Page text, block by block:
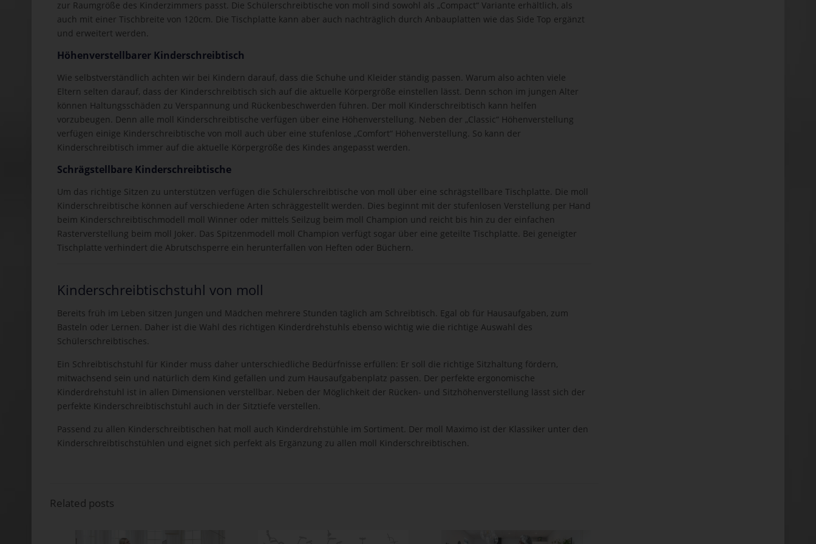
zur Raumgröße des Kinderzimmers passt. Die Schülerschreibtische von moll sind sowohl als „Compact“ Variante erhältlich, als
auch mit einer Tischbreite von 120cm. Die Tischplatte kann aber auch nachträglich durch Anbauplatten wie das Side Top ergänzt
und erweitert werden.
Höhenverstellbarer Kinderschreibtisch
Wie selbstverständlich achten wir bei Kindern darauf, dass die Schuhe und Kleider ständig passen. Warum also achten viele
Eltern selten darauf, dass der Kinderschreibtisch sich auf die aktuelle Körpergröße einstellen lässt. Denn schon im jungen Alter
können Haltungsschäden zu Verspannung und Rückenbeschwerden führen. Der moll Kinderschreibtisch kann helfen
vorzubeugen. Denn alle moll Kinderschreibtische verfügen über eine Höhenverstellung. Neben der „Classic“ Höhenverstellung
verfügen einige Kinderschreibtische von moll auch über eine stufenlose „Comfort“ Höhenverstellung. So kann der
Kinderschreibtisch immer auf die aktuelle Körpergröße des Kindes angepasst werden.
Schrägstellbare Kinderschreibtische
Um das richtige Sitzen zu unterstützen verfügen die Schülerschreibtische von moll über eine schrägstellbare Tischplatte. Die moll
Kinderschreibtische können auf verschiedene Arten schräggestellt werden. Dies beginnt mit der stufenlosen Verstellung per Hand
beim Kinderschreibtischmodell moll Winner oder mittels Seilzug beim moll Champion und reicht bis hin zu der einfachen
Rasterverstellung beim moll Joker. Das Spitzenmodell moll Champion verfügt sogar über eine geteilte Tischplatte. Bei geneigter
Tischplatte verhindert die Abrutschsperre ein herunterfallen von Heften oder Büchern.
Kinderschreibtischstuhl von moll
Bereits früh im Leben sitzen Jungen und Mädchen mehrere Stunden täglich am Schreibtisch. Egal ob für Hausaufgaben, zum
Basteln oder Lernen. Daher ist die Wahl des richtigen Kinderdrehstuhls ebenso wichtig wie die richtige Auswahl des
Schülerschreibtisches.
Ein Schreibtischstuhl für Kinder muss daher unterschiedliche Bedürfnisse erfüllen: Er soll die richtige Sitzhaltung fördern,
mitwachsend sein und natürlich dem Kind gefallen und zum Hausaufgabenplatz passen. Der perfekte ergonomische
Kinderdrehstuhl ist in allen Dimensionen verstellbar. Neben der Möglichkeit der Rücken- und Sitzhöhenverstellung lässt sich der
perfekte Kinderschreibtischstuhl auch in der Sitztiefe verstellen.
Passend zu allen Kinderschreibtischen hat moll auch Kinderdrehstühle im Sortiment. Der moll Maximo ist der Klassiker unter den
Kinderschreibtischstühlen und eignet sich perfekt als Ergänzung zu allen moll Kinderschreibtischen.
Related posts